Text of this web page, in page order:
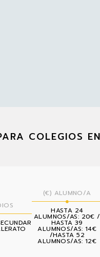
COLEGIOS
(€) ALUMNO/A
HASTA 24
ALUMNOS/AS: 20€ /
HASTA 39
ALUMNOS/AS: 14€
/HASTA 52
ALUMNOS/AS: 12€